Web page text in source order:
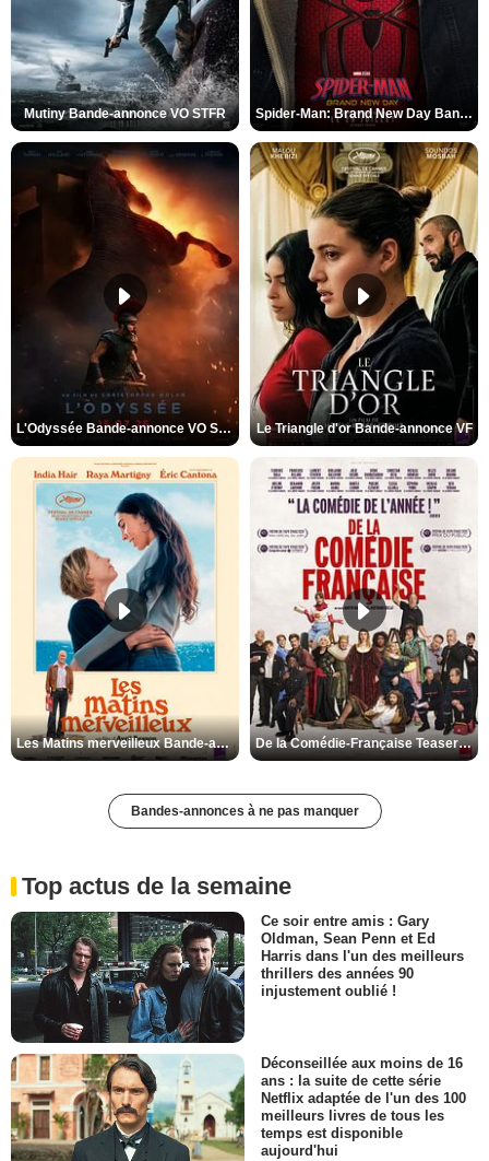
Mutiny Bande-annonce VO STFR Spider-Man: Brand New Day Bande-annonce VO STFR
L'Odyssée Bande-annonce VO STFR Le Triangle d'or Bande-annonce VF
Les Matins merveilleux Bande-annonce VF De la Comédie-Française Teaser VF
Bandes-annonces à ne pas manquer
Top actus de la semaine
Ce soir entre amis : Gary
Oldman, Sean Penn et Ed
Harris dans l'un des meilleurs
thrillers des années 90
injustement oublié !
Déconseillée aux moins de 16
ans : la suite de cette série
Netflix adaptée de l'un des 100
meilleurs livres de tous les
temps est disponible
aujourd'hui